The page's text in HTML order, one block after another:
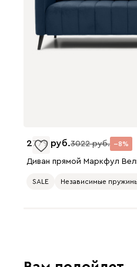
2779 3022 8
Диван прямой Маркфул
SALE Независимые